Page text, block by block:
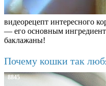
видеорецепт интересного
— его основным
баклажаны!
Почему кошки так
8845